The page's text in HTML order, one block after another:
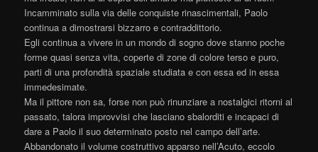
Incamminato sulla via delle conquiste rinascimentali, Paolo
continua a dimostrarsi bizzarro e contraddittorio.
Egli continua a vivere in un mondo di sogno dove stanno poche
forme quasi senza vita, coperte di zone di colore terso e puro,
parti di una profondità spaziale studiata e con essa ed in essa
immedesimate.
Ma il pittore non sa, forse non può rinunziare a nostalgici ritorni al
passato, talora improvvisi che lasciano sbalorditi e incapaci di
dare a Paolo il suo determinato posto nel campo dell’arte.
Abbandonato il volume costruttivo apparso nell’Acuto, eccolo